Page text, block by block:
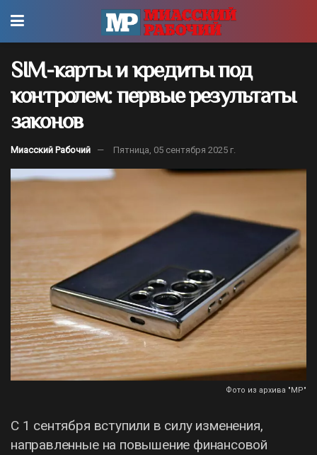
SIM-карты и кредиты под
контролем: первые результаты
законов
Миасский Рабочий Пятница, 05 сентября 2025 г.
Фото из архива "МР"
С 1 сентября вступили в силу изменения,
направленные на повышение финансовой